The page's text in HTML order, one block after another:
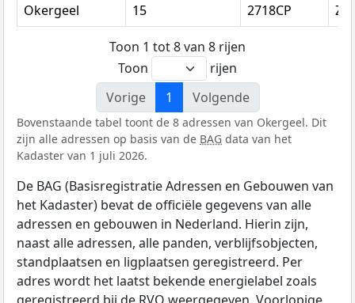
Okergeel
15 2718CP
Toon 1 tot 8 van 8 rijen
Toon
rijen
Vorige
1 Volgende
Bovenstaande tabel toont de 8 adressen van Okergeel. Dit
zijn alle adressen op basis van de BAG data van het
Kadaster van 1 juli 2026.
De BAG (Basisregistratie Adressen en Gebouwen van
het Kadaster) bevat de officiële gegevens van alle
adressen en gebouwen in Nederland. Hierin zijn,
naast alle adressen, alle panden, verblijfsobjecten,
standplaatsen en ligplaatsen geregistreerd. Per
adres wordt het laatst bekende energielabel zoals